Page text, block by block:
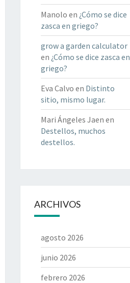
Manolo en ¿Cómo se dice
zasca en griego?
grow a garden calculator
en ¿Cómo se dice zasca en
griego?
Eva Calvo en Distinto
sitio, mismo lugar.
Mari Ángeles Jaen en
Destellos, muchos
destellos.
ARCHIVOS
agosto 2026
junio 2026
febrero 2026